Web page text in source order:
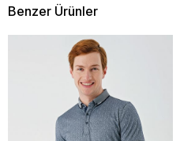
Benzer Ürünler